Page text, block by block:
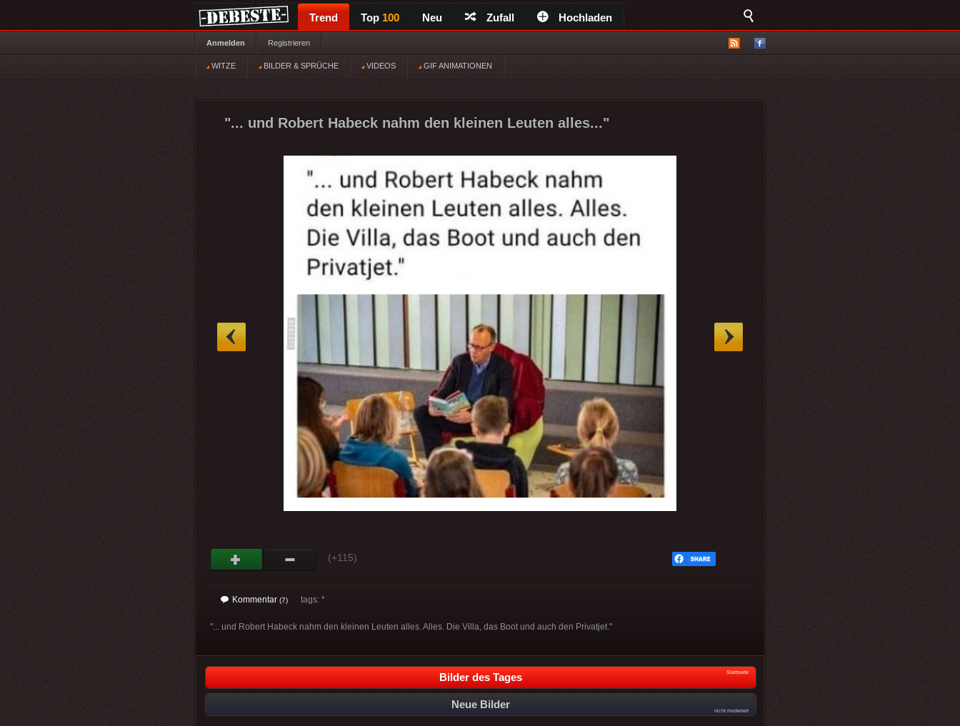
Trend Top 100 Neu Zufall Hochladen
Anmelden Registrieren
WITZE BILDER & SPRÜCHE VIDEOS GIF ANIMATIONEN
"... und Robert Habeck nahm den kleinen Leuten alles..."
(+115)
Kommentar (7) tags: *
"... und Robert Habeck nahm den kleinen Leuten alles. Alles. Die Villa, das Boot und auch den Privatjet."
Bilder des Tages Startseite
Neue Bilder
nicht moderiert